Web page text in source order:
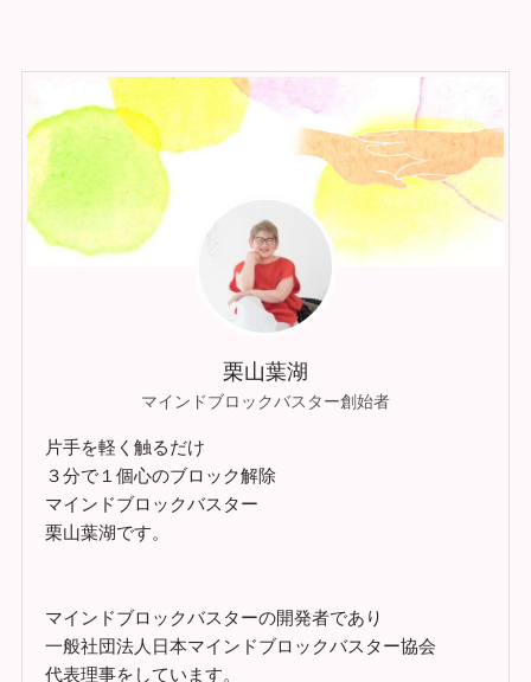
栗山葉湖
マインドブロックバスター創始者
片手を軽く触るだけ
３分で１個心のブロック解除
マインドブロックバスター
栗山葉湖です。
マインドブロックバスターの開発者であり
一般社団法人日本マインドブロックバスター協会
代表理事をしています。